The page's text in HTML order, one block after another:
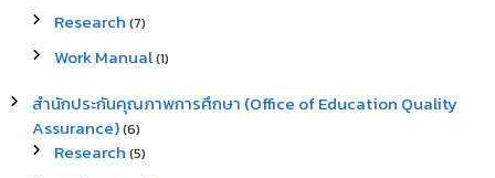
Research (7)
Work Manual(1)
สำนักประกันคุณภาพการศึกษา (Office of Education Quality
Assurance)(6)
Research (5)